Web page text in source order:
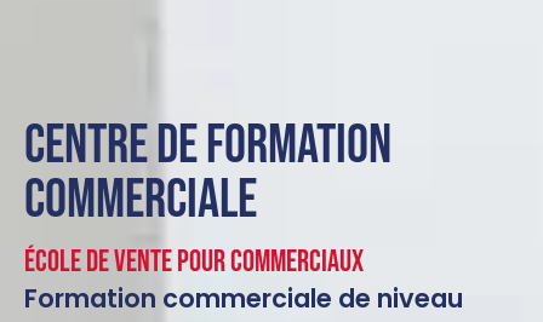
CENTRE DE FORMATION
COMMERCIALE
École de vente pour commerciaux
Formation commerciale de niveau